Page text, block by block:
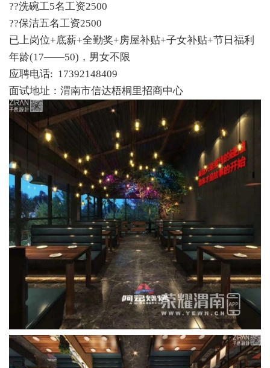
??洗碗工5名工资2500
??保洁五名工资2500
已上岗位+底薪+全勤奖+房屋补贴+子女补贴+节日福利
年龄(17——50)，男女不限
应聘电话: 17392148409
面试地址：渭南市信达梧桐里招商中心